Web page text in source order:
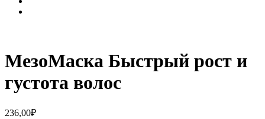
МезоМаска Быстрый рост и
густота волос
236,00₽